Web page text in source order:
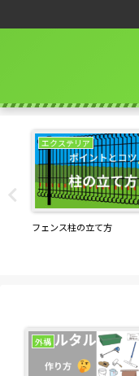
エクステリア
フェンス柱の立て方
外構